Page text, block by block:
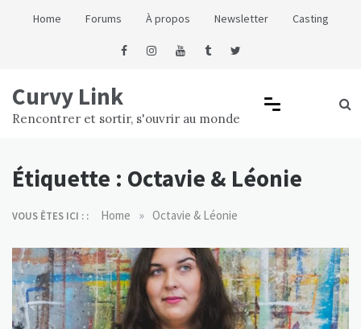
Home Forums À propos Newsletter Casting
Curvy Link
Rencontrer et sortir, s'ouvrir au monde
Étiquette : Octavie & Léonie
VOUS ÊTES ICI : : Home » Octavie & Léonie